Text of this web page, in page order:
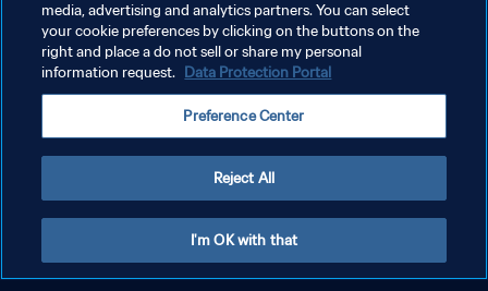
TÉRMINOS DE SERVICIO
media, advertising and analytics partners. You can select
your cookie preferences by clicking on the buttons on the
right and place a do not sell or share my personal
information request. Data Protection Portal
Preference Center
Reject All
I'm OK with that